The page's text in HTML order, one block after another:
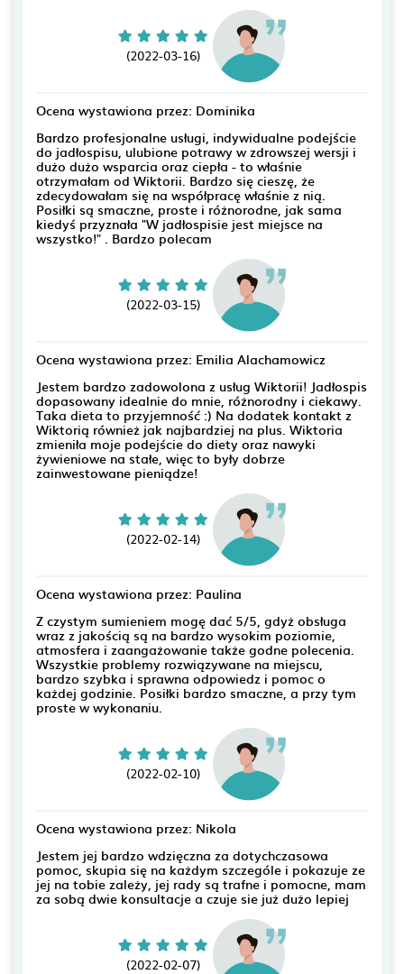
(2022-03-16)
Ocena wystawiona przez: Dominika
Bardzo profesjonalne usługi, indywidualne podejście
do jadłospisu, ulubione potrawy w zdrowszej wersji i
dużo dużo wsparcia oraz ciepła - to właśnie
otrzymałam od Wiktorii. Bardzo się cieszę, że
zdecydowałam się na współpracę właśnie z nią.
Posiłki są smaczne, proste i różnorodne, jak sama
kiedyś przyznała "W jadłospisie jest miejsce na
wszystko!" . Bardzo polecam
(2022-03-15)
Ocena wystawiona przez: Emilia Alachamowicz
Jestem bardzo zadowolona z usług Wiktorii! Jadłospis
dopasowany idealnie do mnie, różnorodny i ciekawy.
Taka dieta to przyjemność :) Na dodatek kontakt z
Wiktorią również jak najbardziej na plus. Wiktoria
zmieniła moje podejście do diety oraz nawyki
żywieniowe na stałe, więc to były dobrze
zainwestowane pieniądze!
(2022-02-14)
Ocena wystawiona przez: Paulina
Z czystym sumieniem mogę dać 5/5, gdyż obsługa
wraz z jakością są na bardzo wysokim poziomie,
atmosfera i zaangażowanie także godne polecenia.
Wszystkie problemy rozwiązywane na miejscu,
bardzo szybka i sprawna odpowiedz i pomoc o
każdej godzinie. Posiłki bardzo smaczne, a przy tym
proste w wykonaniu.
(2022-02-10)
Ocena wystawiona przez: Nikola
Jestem jej bardzo wdzięczna za dotychczasowa
pomoc, skupia się na każdym szczególe i pokazuje ze
jej na tobie zależy, jej rady są trafne i pomocne, mam
za sobą dwie konsultacje a czuje sie już dużo lepiej
(2022-02-07)